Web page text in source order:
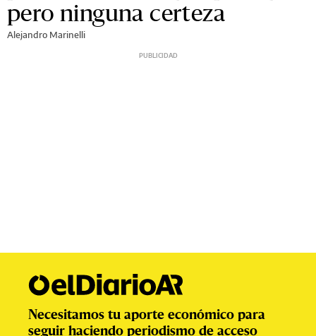
pero ninguna certeza
Alejandro Marinelli
Necesitamos tu aporte económico para
seguir haciendo periodismo de acceso